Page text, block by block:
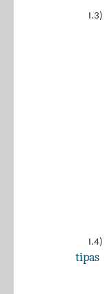
I.3)
I.4)
tipas